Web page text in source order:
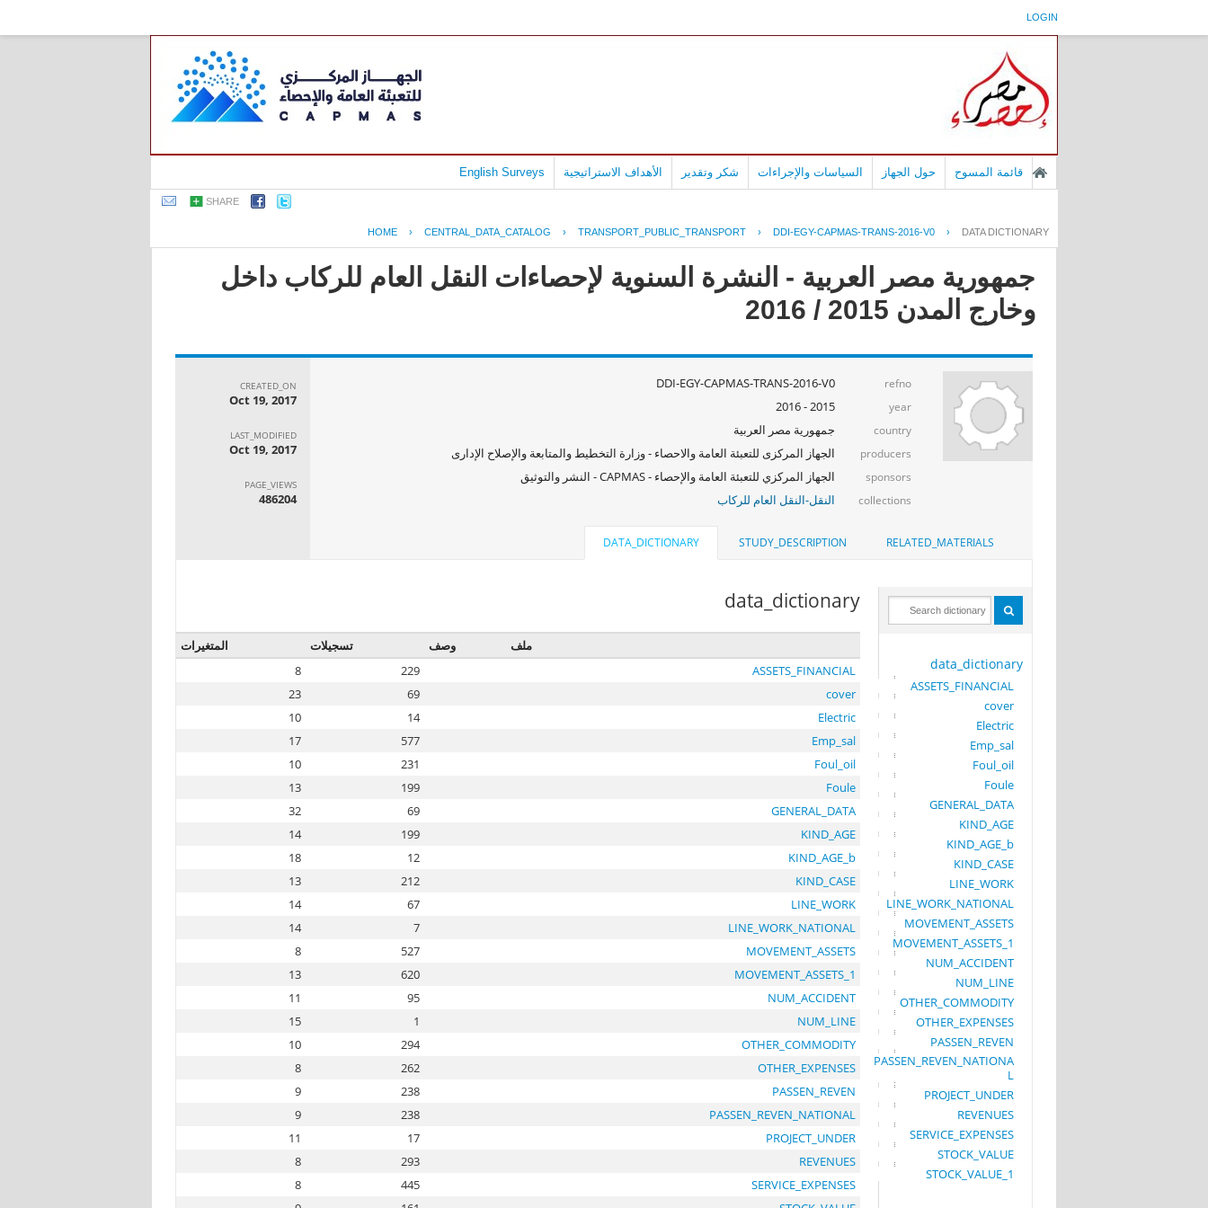
LOGIN
قائمة المسوح حول الجهاز السياسات والإجراءات شكر وتقدير الأهداف الاستراتيجية English Surveys
SHARE
HOME › CENTRAL_DATA_CATALOG › TRANSPORT_PUBLIC_TRANSPORT › DDI-EGY-CAPMAS-TRANS-2016-V0 › DATA DICTIONARY
جمهورية مصر العربية - النشرة السنوية لإحصاءات النقل العام للركاب داخل
وخارج المدن 2015 / 2016
refno
DDI-EGY-CAPMAS-TRANS-2016-V0
year
2015 - 2016
country جمهورية مصر العربية
producers الجهاز المركزى للتعبئة العامة والاحصاء - وزارة التخطيط والمتابعة والإصلاح الإدارى
sponsors الجهاز المركزي للتعبئة العامة والإحصاء - CAPMAS - النشر والتوثيق
collections النقل-النقل العام للركاب
CREATED_ON
Oct 19, 2017
LAST_MODIFIED
Oct 19, 2017
PAGE_VIEWS
486204
RELATED_MATERIALS
STUDY_DESCRIPTION
DATA_DICTIONARY
data_dictionary
ASSETS_FINANCIAL
cover
Electric
Emp_sal
Foul_oil
Foule
GENERAL_DATA
KIND_AGE
KIND_AGE_b
KIND_CASE
LINE_WORK
LINE_WORK_NATIONAL
MOVEMENT_ASSETS
MOVEMENT_ASSETS_1
NUM_ACCIDENT
NUM_LINE
OTHER_COMMODITY
OTHER_EXPENSES
PASSEN_REVEN
PASSEN_REVEN_NATIONA
L
PROJECT_UNDER
REVENUES
SERVICE_EXPENSES
STOCK_VALUE
STOCK_VALUE_1
data_dictionary
ملف وصف تسجيلات
المتغيرات
ASSETS_FINANCIAL
229
8
cover
69
23
Electric
14
10
Emp_sal
577
17
Foul_oil
231
10
Foule
199
13
GENERAL_DATA
69
32
KIND_AGE
199
14
KIND_AGE_b
12
18
KIND_CASE
212
13
LINE_WORK
67
14
LINE_WORK_NATIONAL
7
14
MOVEMENT_ASSETS
527
8
MOVEMENT_ASSETS_1
620
13
NUM_ACCIDENT
95
11
NUM_LINE
1
15
OTHER_COMMODITY
294
10
OTHER_EXPENSES
262
8
PASSEN_REVEN
238
9
PASSEN_REVEN_NATIONAL
238
9
PROJECT_UNDER
17
11
REVENUES
293
8
SERVICE_EXPENSES
445
8